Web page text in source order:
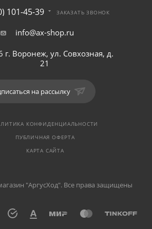
101-45-39 ЗАКАЗАТЬ ЗВОНОК
info@ax-shop.ru
г. Воронеж, ул. Совхозная, д.
21
на рассылку
КОНФИДЕНЦИАЛЬНОСТИ
ПУБЛИЧНАЯ ОФЕРТА
КАРТА САЙТА
"АргусХод". Все права защищены